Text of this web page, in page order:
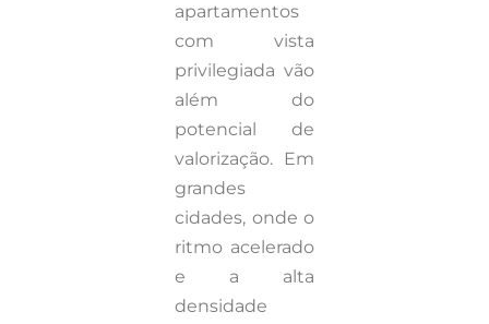
apartamentos
com vista
privilegiada vão
além do
potencial de
valorização. Em
grandes
cidades, onde o
ritmo acelerado
e a alta
densidade